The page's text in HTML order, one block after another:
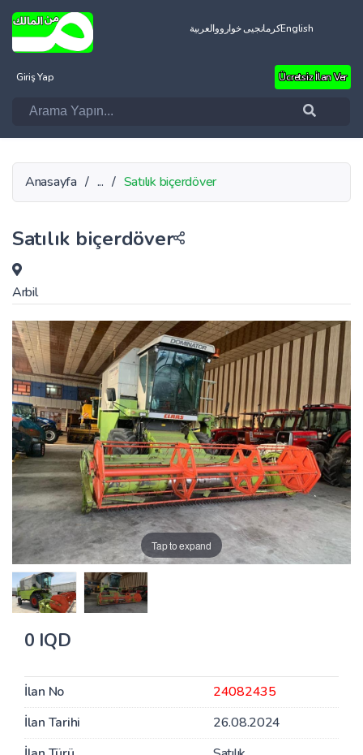
العربيةکرمانجیی خوارووEnglish
Giriş Yap Ücretsiz İlan Ver
Anasayfa / ... / Satılık biçerdöver
Satılık biçerdöver
Arbil
Tap to expand
0 IQD
İlan No
24082435
İlan Tarihi
26.08.2024